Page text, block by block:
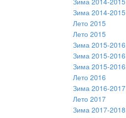
Зима 2014-2015
Лето 2015
Лето 2015
Зима 2015-2016
Зима 2015-2016
Зима 2015-2016
Лето 2016
Зима 2016-2017
Лето 2017
Зима 2017-2018